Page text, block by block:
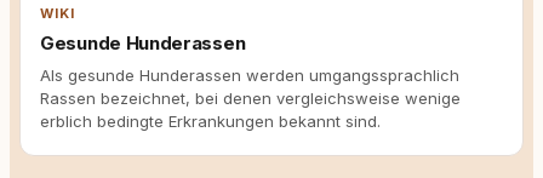
WIKI
Gesunde Hunderassen
Als gesunde Hunderassen werden umgangssprachlich
Rassen bezeichnet, bei denen vergleichsweise wenige
erblich bedingte Erkrankungen bekannt sind.